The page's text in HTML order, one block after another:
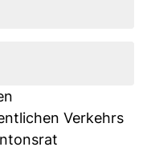
Verkehrs